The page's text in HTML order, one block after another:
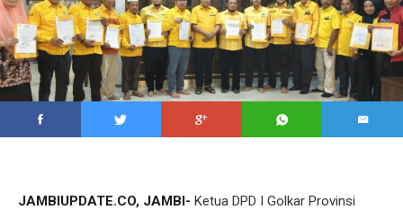
JAMBIUPDATE.CO, JAMBI- Ketua DPD I Golkar Provinsi